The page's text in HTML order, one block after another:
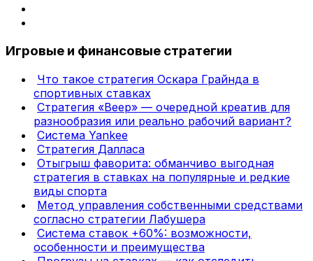
Игровые и финансовые стратегии
Что такое стратегия Оскара Грайнда в
спортивных ставках
Стратегия «Веер» — очередной креатив для
разнообразия или реально рабочий вариант?
Система Yankee
Стратегия Далласа
Отыгрыш фаворита: обманчиво выгодная
стратегия в ставках на популярные и редкие
виды спорта
Метод управления собственными средствами
согласно стратегии Лабушера
Система ставок +60%: возможности,
особенности и преимущества